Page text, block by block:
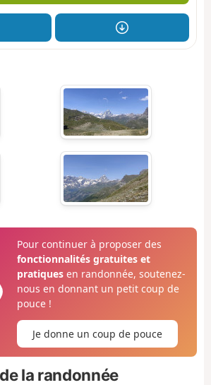
Pour continuer à proposer des
fonctionnalités gratuites et
pratiquesen randonnée, soutenez-
nous en donnant un petit coup de
pouce !
Je donne un coup de pouce
la randonnée